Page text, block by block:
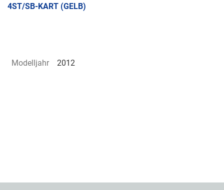
4ST/SB-KART (GELB)
Modelljahr 2012